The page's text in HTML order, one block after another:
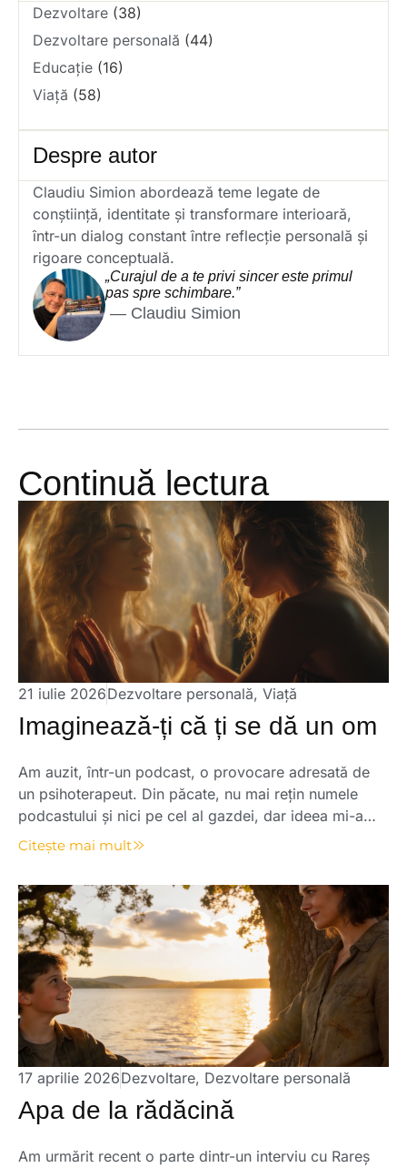
Dezvoltare (38)
Dezvoltare personală (44)
Educație (16)
Viață (58)
Despre autor
Claudiu Simion abordează teme legate de
conștiință, identitate și transformare interioară,
într-un dialog constant între reflecție personală și
rigoare conceptuală.
„Curajul de a te privi sincer este primul
pas spre schimbare.”
— Claudiu Simion
Continuă lectura
21 iulie 2026Dezvoltare personală, Viață
Imaginează-ți că ți se dă un om
Am auzit, într-un podcast, o provocare adresată de
un psihoterapeut. Din păcate, nu mai rețin numele
podcastului și nici pe cel al gazdei, dar ideea mi-a
rămas în minte și a continuat să lucreze în mine.
Provocarea suna aproximativ așa: Imaginează-ți că,
în ziua în care te naști, cineva îți încredințează un om.
Îți spune […]
Citește mai mult
17 aprilie 2026Dezvoltare, Dezvoltare personală
Apa de la rădăcină
Am urmărit recent o parte dintr-un interviu cu Rareș